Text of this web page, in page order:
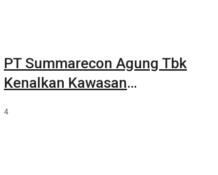
PT Summarecon Agung Tbk
Kenalkan Kawasan
4